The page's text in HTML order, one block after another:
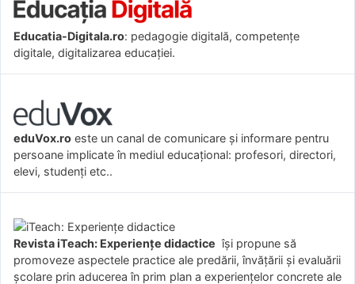
Educatia-Digitala.ro: pedagogie digitală, competențe
digitale, digitalizarea educației.
eduVox.ro este un canal de comunicare și informare pentru
persoane implicate în mediul educațional: profesori, directori,
elevi, studenți etc..
Revista iTeach: Experienţe didactice îşi propune să
promoveze aspectele practice ale predării, învăţării şi evaluării
şcolare prin aducerea în prim plan a experienţelor concrete ale